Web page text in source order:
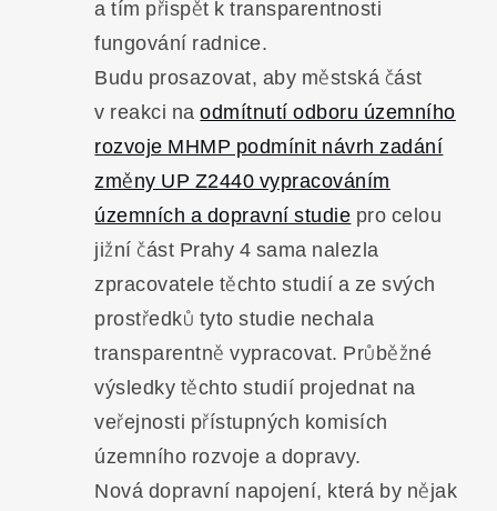
a tím přispět k transparentnosti
fungování radnice.
Budu prosazovat, aby městská část
v reakci naodmítnutí odboru územního
rozvoje MHMP podmínit návrh zadání
změny UP Z2440 vypracováním
územních a dopravní studie pro celou
jižní část Prahy 4 sama nalezla
zpracovatele těchto studií a ze svých
prostředků tyto studie nechala
transparentně vypracovat. Průběžné
výsledky těchto studií projednat na
veřejnosti přístupných komisích
územního rozvoje a dopravy.
Nová dopravní napojení, která by nějak